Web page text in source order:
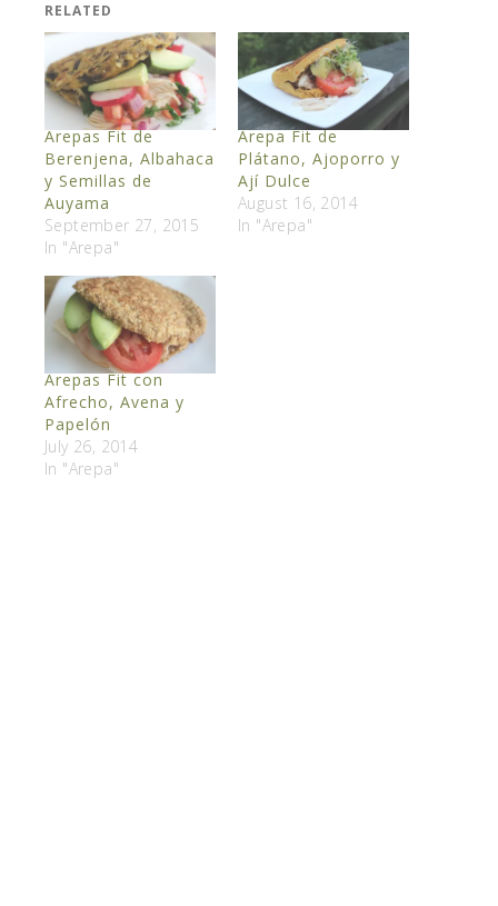
RELATED
Arepas Fit de
Berenjena, Albahaca
y Semillas de
Auyama
September 27, 2015
In "Arepa"
Arepa Fit de
Plátano, Ajoporro y
Ají Dulce
August 16, 2014
In "Arepa"
Arepas Fit con
Afrecho, Avena y
Papelón
July 26, 2014
In "Arepa"